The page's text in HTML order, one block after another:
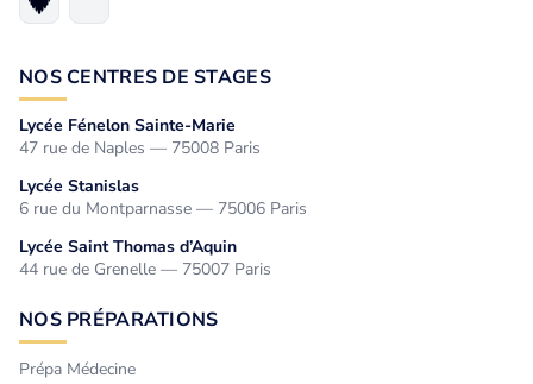
NOS CENTRES DE STAGES
Lycée Fénelon Sainte-Marie
47 rue de Naples — 75008 Paris
Lycée Stanislas
6 rue du Montparnasse — 75006 Paris
Lycée Saint Thomas d’Aquin
44 rue de Grenelle — 75007 Paris
NOS PRÉPARATIONS
Prépa Médecine